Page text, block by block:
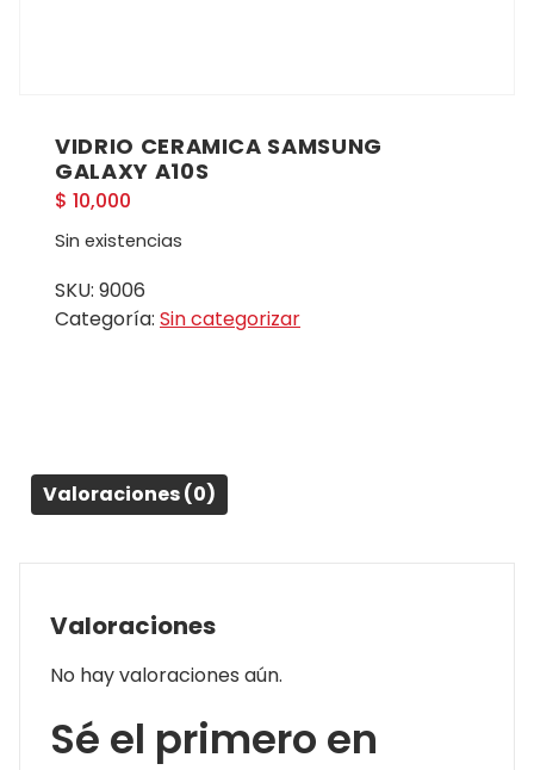
VIDRIO CERAMICA SAMSUNG
GALAXY A10S
$ 10,000
Sin existencias
SKU: 9006
Categoría: Sin categorizar
Valoraciones (0)
Valoraciones
No hay valoraciones aún.
Sé el primero en